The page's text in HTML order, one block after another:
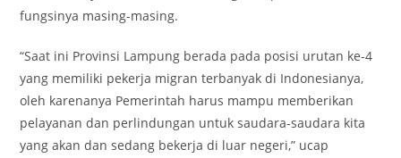
fungsinya masing-masing.
“Saat ini Provinsi Lampung berada pada posisi urutan ke-4
yang memiliki pekerja migran terbanyak di Indonesianya,
oleh karenanya Pemerintah harus mampu memberikan
pelayanan dan perlindungan untuk saudara-saudara kita
yang akan dan sedang bekerja di luar negeri,” ucap